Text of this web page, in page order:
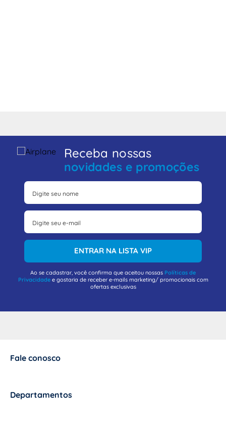
Receba nossas
novidades e promoções
ENTRAR NA LISTA VIP
Ao se cadastrar, você confirma que aceitou nossas Políticas de
Privacidadee gostaria de receber e-mails marketing/ promocionais com
ofertas exclusivas
Fale conosco
Departamentos